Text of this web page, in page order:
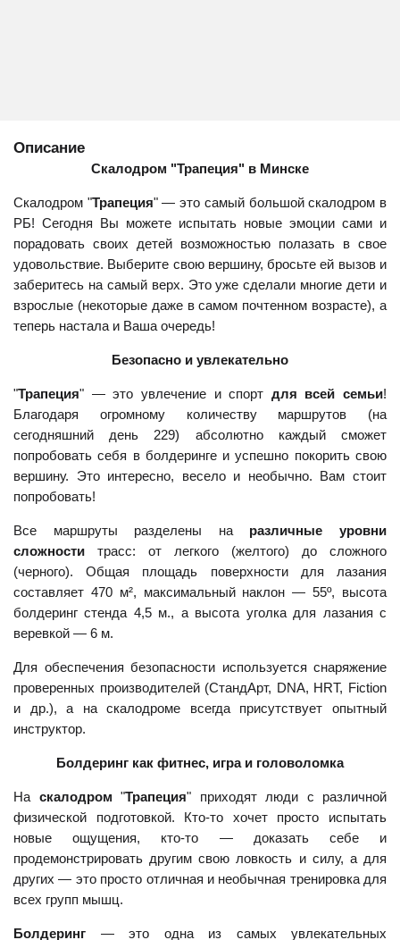
Описание
Скалодром "Трапеция" в Минске
Скалодром "Трапеция" — это самый большой скалодром в
РБ! Сегодня Вы можете испытать новые эмоции сами и
порадовать своих детей возможностью полазать в свое
удовольствие. Выберите свою вершину, бросьте ей вызов и
заберитесь на самый верх. Это уже сделали многие дети и
взрослые (некоторые даже в самом почтенном возрасте), а
теперь настала и Ваша очередь!
Безопасно и увлекательно
"Трапеция" — это увлечение и спорт для всей семьи!
Благодаря огромному количеству маршрутов (на
сегодняшний день 229) абсолютно каждый сможет
попробовать себя в болдеринге и успешно покорить свою
вершину. Это интересно, весело и необычно. Вам стоит
попробовать!
Все маршруты разделены на различные уровни
сложности трасс: от легкого (желтого) до сложного
(черного). Общая площадь поверхности для лазания
составляет 470 м², максимальный наклон — 55º, высота
болдеринг стенда 4,5 м., а высота уголка для лазания с
веревкой — 6 м.
Для обеспечения безопасности используется снаряжение
проверенных производителей (СтандАрт, DNA, HRT, Fiction
и др.), а на скалодроме всегда присутствует опытный
инструктор.
Болдеринг как фитнес, игра и головоломка
На скалодром "Трапеция" приходят люди с различной
физической подготовкой. Кто-то хочет просто испытать
новые ощущения, кто-то — доказать себе и
продемонстрировать другим свою ловкость и силу, а для
других — это просто отличная и необычная тренировка для
всех групп мышц.
Болдеринг — это одна из самых увлекательных